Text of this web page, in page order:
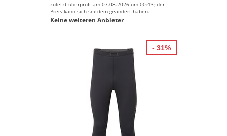
zuletzt überprüft am 07.08.2026 um 00:43; der
Preis kann sich seitdem geändert haben.
Keine weiteren Anbieter
- 31%